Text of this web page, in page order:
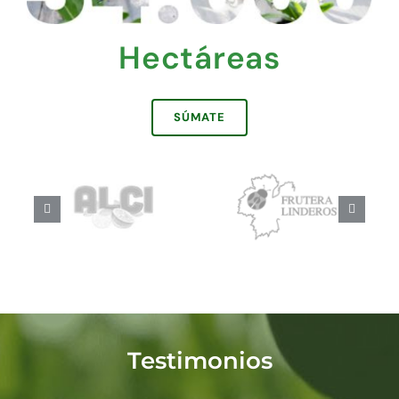
Hectáreas
SÚMATE
Testimonios